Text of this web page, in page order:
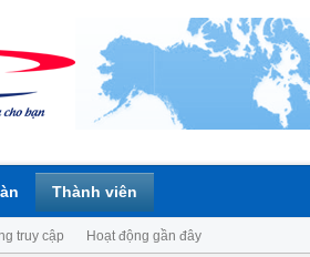
Thành viên
truy cập Hoạt động gần đây